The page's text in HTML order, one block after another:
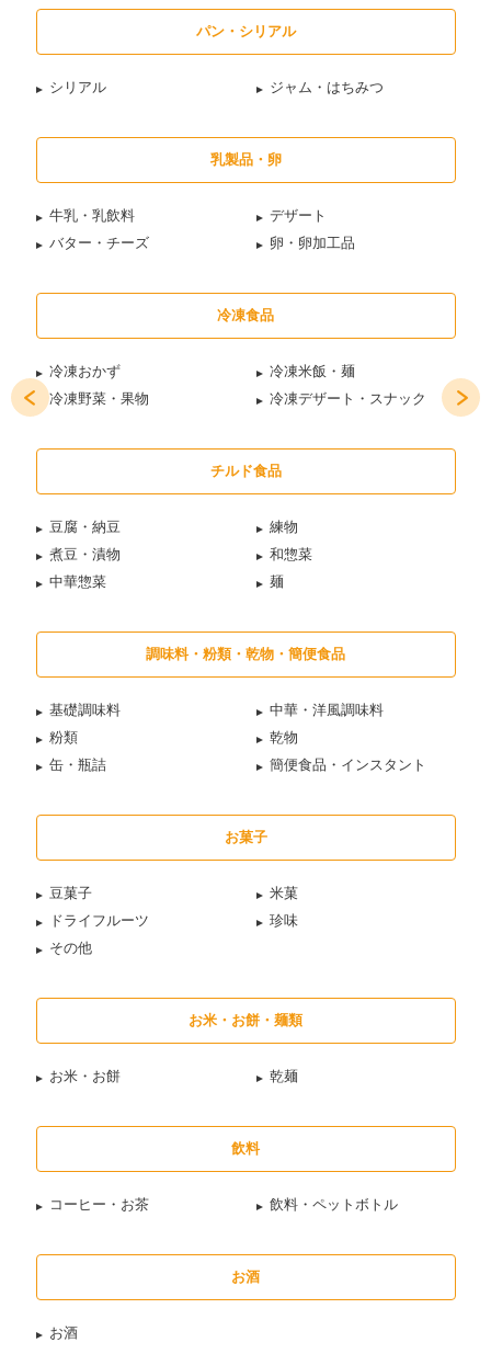
パン・シリアル
シリアル ジャム・はちみつ
乳製品・卵
牛乳・乳飲料
デザート
バター・チーズ
卵・卵加工品
冷凍食品
冷凍おかず
冷凍米飯・麺
冷凍野菜・果物
冷凍デザート・スナック
チルド食品
豆腐・納豆
練物
煮豆・漬物
和惣菜
中華惣菜
麺
調味料・粉類・乾物・簡便食品
基礎調味料
中華・洋風調味料
粉類
乾物
缶・瓶詰
簡便食品・インスタント
お菓子
豆菓子
米菓
ドライフルーツ
珍味
その他
お米・お餅・麺類
お米・お餅 乾麺
飲料
コーヒー・お茶 飲料・ペットボトル
お酒
お酒